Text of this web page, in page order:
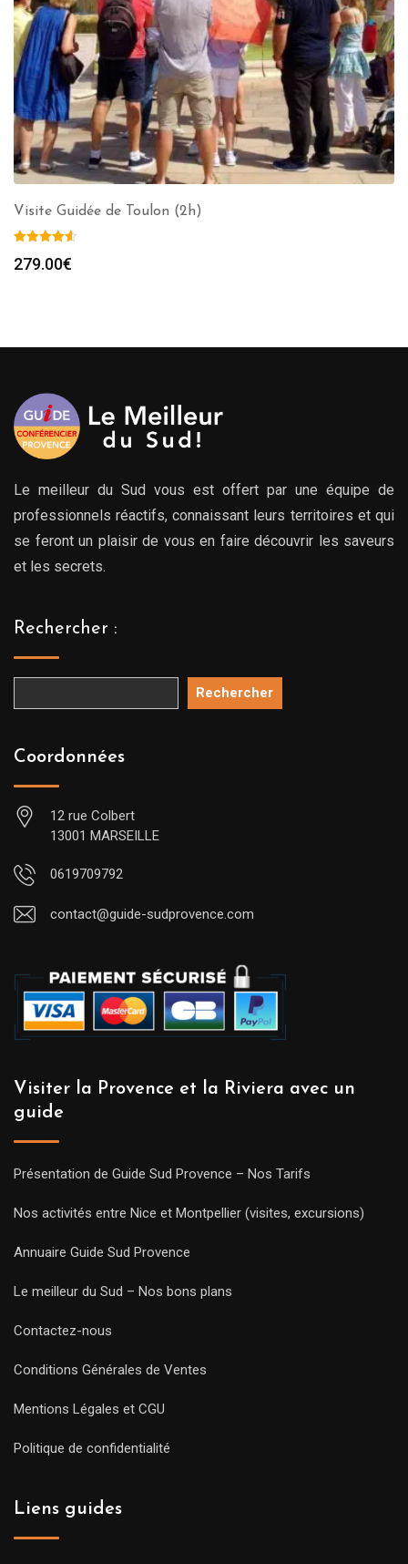
Visite Guidée de Toulon (2h)
279.00€
Le meilleur du Sud vous est offert par une équipe de
professionnels réactifs, connaissant leurs territoires et qui
se feront un plaisir de vous en faire découvrir les saveurs
et les secrets.
Rechercher :
Rechercher
Coordonnées
12 rue Colbert
13001 MARSEILLE
0619709792
contact@guide-sudprovence.com
Visiter la Provence et la Riviera avec un
guide
Présentation de Guide Sud Provence – Nos Tarifs
Nos activités entre Nice et Montpellier (visites, excursions)
Annuaire Guide Sud Provence
Le meilleur du Sud – Nos bons plans
Contactez-nous
Conditions Générales de Ventes
Mentions Légales et CGU
Politique de confidentialité
Liens guides